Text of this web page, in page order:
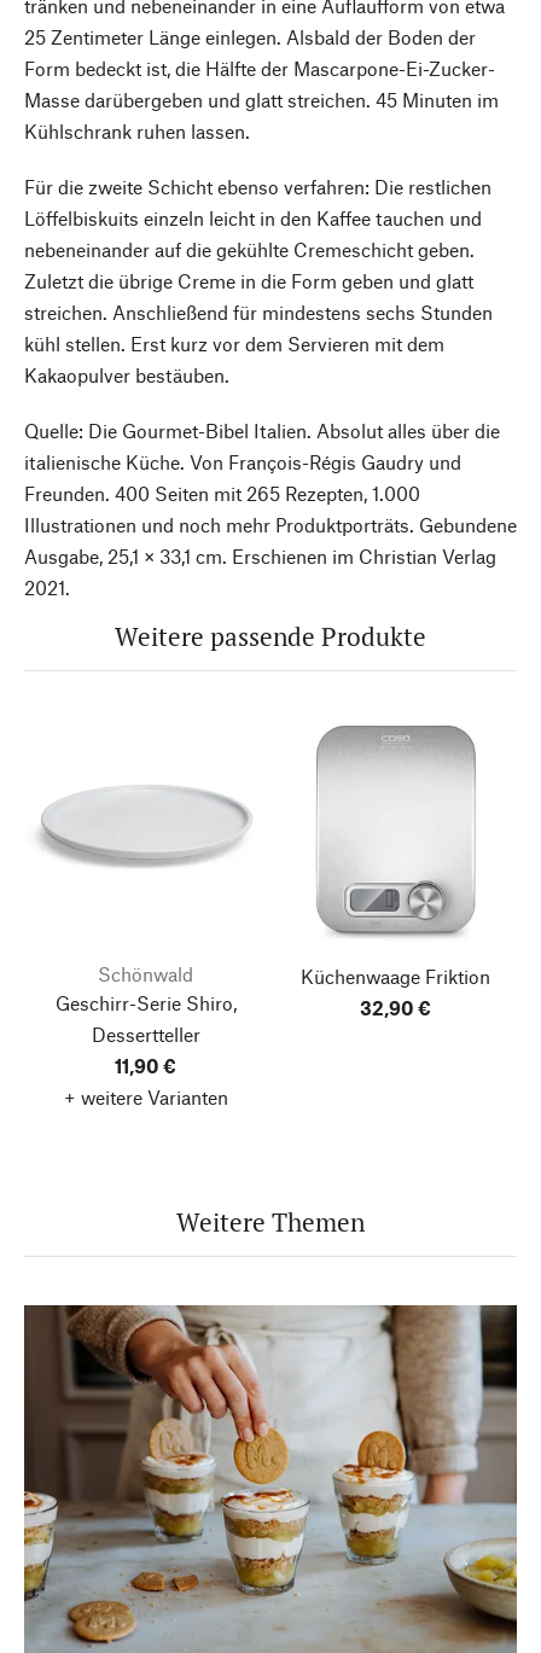
tränken und nebeneinander in eine Auflaufform von etwa
25 Zentimeter Länge einlegen. Alsbald der Boden der
Form bedeckt ist, die Hälfte der Mascarpone-Ei-Zucker-
Masse darübergeben und glatt streichen. 45 Minuten im
Kühlschrank ruhen lassen.
Für die zweite Schicht ebenso verfahren: Die restlichen
Löffelbiskuits einzeln leicht in den Kaffee tauchen und
nebeneinander auf die gekühlte Cremeschicht geben.
Zuletzt die übrige Creme in die Form geben und glatt
streichen. Anschließend für mindestens sechs Stunden
kühl stellen. Erst kurz vor dem Servieren mit dem
Kakaopulver bestäuben.
Quelle: Die Gourmet-Bibel Italien. Absolut alles über die
italienische Küche. Von François-Régis Gaudry und
Freunden. 400 Seiten mit 265 Rezepten, 1.000
Illustrationen und noch mehr Produktporträts. Gebundene
Ausgabe, 25,1 × 33,1 cm. Erschienen im Christian Verlag
2021.
Weitere passende Produkte
Schönwald
Geschirr-Serie Shiro,
Dessertteller
11,90 €
+ weitere Varianten
Küchenwaage Friktion
32,90 €
Weitere Themen